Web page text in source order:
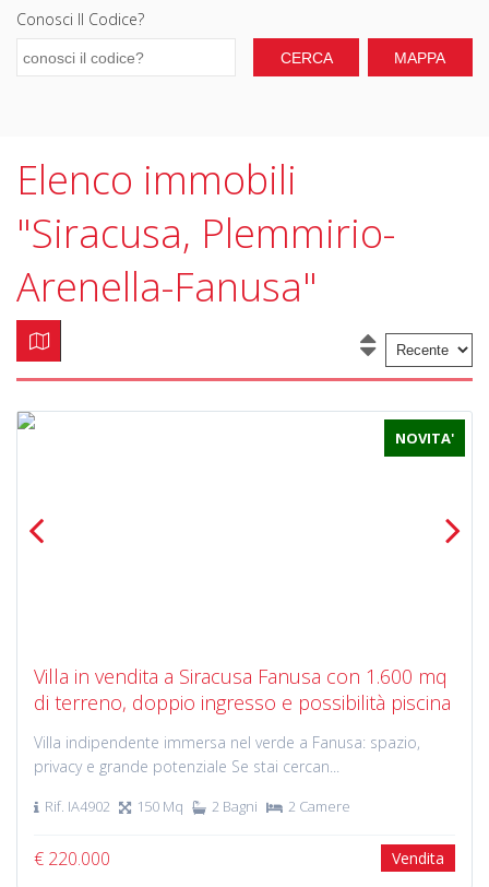
Conosci Il Codice?
Elenco immobili
"Siracusa, Plemmirio-
Arenella-Fanusa"
NOVITA'
Villa in vendita a Siracusa Fanusa con 1.600 mq
di terreno, doppio ingresso e possibilità piscina
Villa indipendente immersa nel verde a Fanusa: spazio,
privacy e grande potenziale Se stai cercan...
Rif. IA4902 150 Mq 2 Bagni 2 Camere
€ 220.000 Vendita